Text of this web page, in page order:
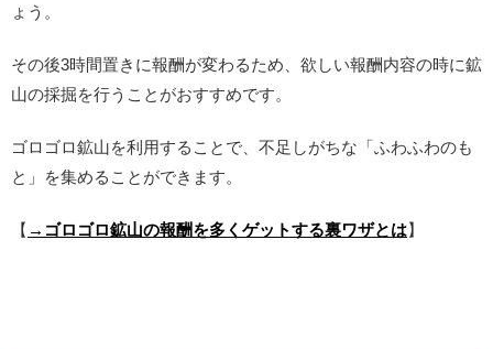
ょう。
その後3時間置きに報酬が変わるため、欲しい報酬内容の時に鉱
山の採掘を行うことがおすすめです。
ゴロゴロ鉱山を利用することで、不足しがちな「ふわふわのも
と」を集めることができます。
【 →ゴロゴロ鉱山の報酬を多くゲットする裏ワザとは】